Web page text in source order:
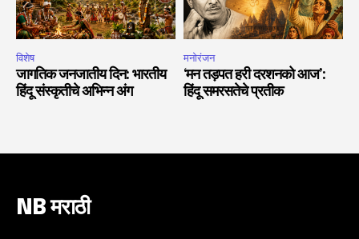
विशेष
जागतिक जनजातीय दिन: भारतीय
हिंदू संस्कृतीचे अभिन्न अंग
मनोरंजन
‘मन तड़पत हरी दरशनको आज’:
हिंदू समरसतेचे प्रतीक
NB मराठी